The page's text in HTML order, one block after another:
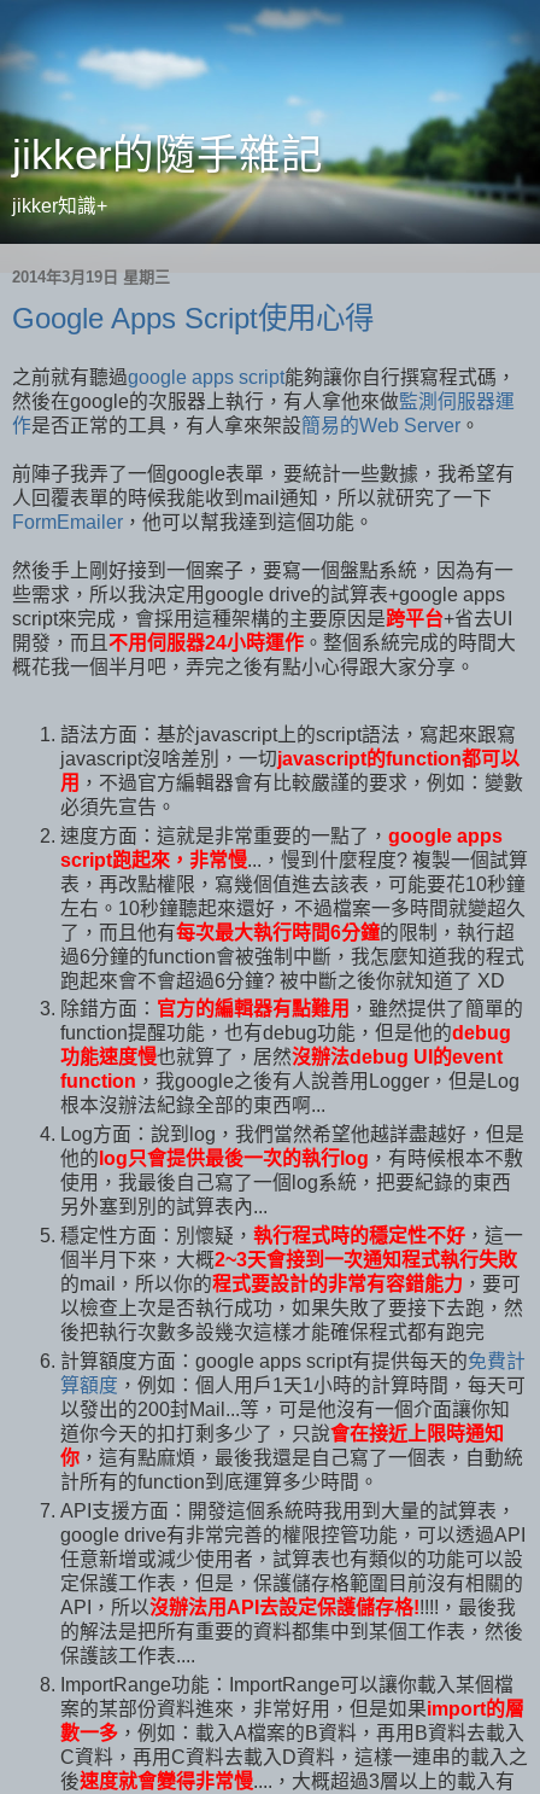
jikker的隨手雜記
jikker知識+
2014年3月19日 星期三
Google Apps Script使用心得
之前就有聽過google apps script能夠讓你自行撰寫程式碼，
然後在google的次服器上執行，有人拿他來做監測伺服器運
作是否正常的工具，有人拿來架設簡易的Web Server 。
前陣子我弄了一個google表單，要統計一些數據，我希望有
人回覆表單的時候我能收到mail通知，所以就研究了一下
FormEmailer ，他可以幫我達到這個功能。
然後手上剛好接到一個案子，要寫一個盤點系統，因為有一
些需求，所以我決定用google drive的試算表+google apps
script來完成，會採用這種架構的主要原因是跨平台+省去UI
開發，而且 不用伺服器24小時運作 。整個系統完成的時間大
概花我一個半月吧，弄完之後有點小心得跟大家分享。
語法方面：基於javascript上的script語法，寫起來跟寫
javascript沒啥差別，一切javascript的function都可以
用 ，不過官方編輯器會有比較嚴謹的要求，例如：變數
必須先宣告。
速度方面：這就是非常重要的一點了， google apps
script跑起來，非常慢...，慢到什麼程度? 複製一個試算
表，再改點權限，寫幾個值進去該表，可能要花10秒鐘
左右。10秒鐘聽起來還好，不過檔案一多時間就變超久
了，而且他有每次最大執行時間6分鐘的限制，執行超
過6分鐘的function會被強制中斷，我怎麼知道我的程式
跑起來會不會超過6分鐘? 被中斷之後你就知道了 XD
除錯方面： 官方的編輯器有點難用 ，雖然提供了簡單的
function提醒功能，也有debug功能，但是他的debug
功能速度慢也就算了，居然沒辦法debug UI的event
function ，我google之後有人說善用Logger，但是Log
根本沒辦法紀錄全部的東西啊...
Log方面：說到log，我們當然希望他越詳盡越好，但是
他的 log只會提供最後一次的執行log ，有時候根本不敷
使用，我最後自己寫了一個log系統，把要紀錄的東西
另外塞到別的試算表內...
穩定性方面：別懷疑， 執行程式時的穩定性不好 ，這一
個半月下來，大概2~3天會接到一次通知程式執行失敗
的mail，所以你的程式要設計的非常有容錯能力 ，要可
以檢查上次是否執行成功，如果失敗了要接下去跑，然
後把執行次數多設幾次這樣才能確保程式都有跑完
計算額度方面：google apps script有提供每天的免費計
算額度 ，例如：個人用戶1天1小時的計算時間，每天可
以發出的200封Mail...等，可是他沒有一個介面讓你知
道你今天的扣打剩多少了，只說會在接近上限時通知
你 ，這有點麻煩，最後我還是自己寫了一個表，自動統
計所有的function到底運算多少時間。
API支援方面：開發這個系統時我用到大量的試算表，
google drive有非常完善的權限控管功能，可以透過API
任意新增或減少使用者，試算表也有類似的功能可以設
定保護工作表，但是，保護儲存格範圍目前沒有相關的
API，所以沒辦法用API去設定保護儲存格!!!!!，最後我
的解法是把所有重要的資料都集中到某個工作表，然後
保護該工作表....
ImportRange功能：ImportRange可以讓你載入某個檔
案的某部份資料進來，非常好用，但是如果import的層
數一多 ，例如：載入A檔案的B資料，再用B資料去載入
C資料，再用C資料去載入D資料，這樣一連串的載入之
後速度就會變得非常慢....，大概超過3層以上的載入有